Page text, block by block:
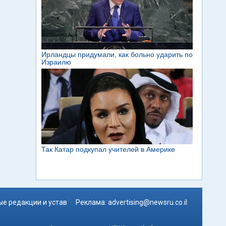
редакции и устав Реклама: advertising@newsru.co.il